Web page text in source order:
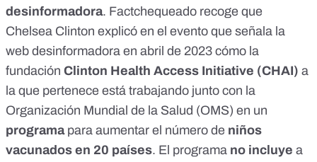
desinformadora. Factchequeado recoge que
Chelsea Clinton explicó en el evento que señala la
web desinformadora en abril de 2023 cómo la
fundación Clinton Health Access Initiative (CHAI) a
la que pertenece está trabajando junto con la
Organización Mundial de la Salud (OMS) en un
programa para aumentar el número de niños
vacunados en 20 países. El programa no incluye a